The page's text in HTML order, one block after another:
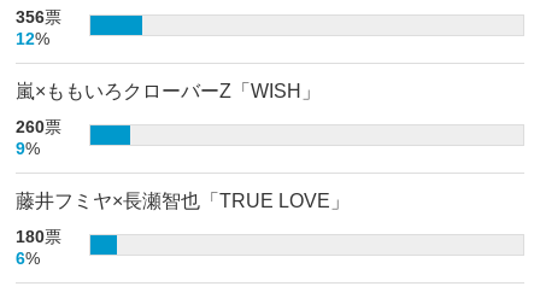
356票
12%
嵐×ももいろクローバーZ「WISH」
260票
9%
藤井フミヤ×長瀬智也「TRUE LOVE」
180票
6%